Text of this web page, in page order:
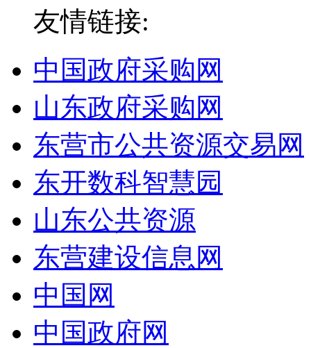
友情链接:
中国政府采购网
山东政府采购网
东营市公共资源交易网
东开数科智慧园
山东公共资源
东营建设信息网
中国网
中国政府网